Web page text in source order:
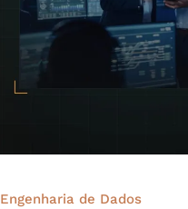
Engenharia de Dados